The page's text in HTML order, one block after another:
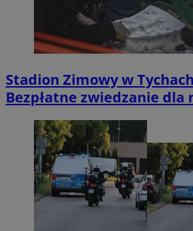
Stadion Zimowy w
Bezpłatne zwiedzanie dla